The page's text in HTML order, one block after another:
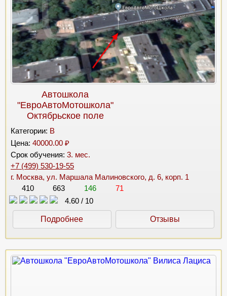
Автошкола
"ЕвроАвтоМотошкола"
Октябрьское поле
Категории: B
Цена: 40000.00 ₽
Срок обучения: 3. мес.
+7 (499) 530-19-55
г. Москва, ул. Маршала Малиновского, д. 6, корп. 1
410
663 146
71
4.60 / 10
Подробнее Отзывы